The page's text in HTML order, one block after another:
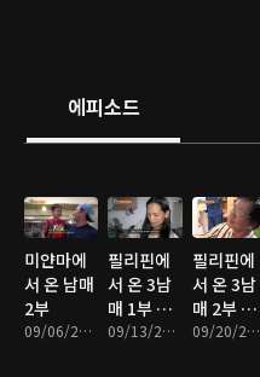
에피소드
미얀마에
서 온 남매
2부
09/06/2016 • 46분
필리핀에
서 온 3남
매 1부 엄
마 아빠의
09/13/2016 • 44분
필리핀에
서 온 3남
매 2부 가
족이 필요
09/20/2016 • 43분